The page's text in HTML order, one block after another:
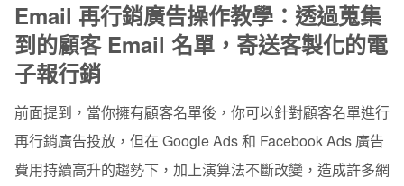
Email 再行銷廣告操作教學： 透過蒐集
到的顧客 Email 名單，寄送客製化的電
子報行銷
前面提到，當你擁有顧客名單後，你可以針對顧客名單進行
再行銷廣告投放，但在 Google Ads 和 Facebook Ads 廣告
費用持續高升的趨勢下，加上演算法不斷改變，造成許多網